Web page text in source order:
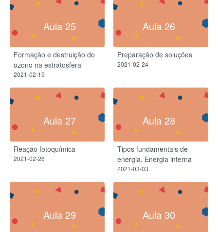
Aula 25
Formação e destruição do
ozono na estratosfera
2021-02-19
Aula 26
Preparação de soluções
2021-02-24
Aula 27
Reação fotoquímica
2021-02-26
Aula 28
Tipos fundamentais de
energia. Energia interna
2021-03-03
Aula 29 Aula 30